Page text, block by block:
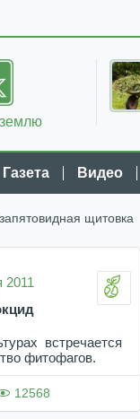
Газета Видео
щитовка
2011
встречается
фитофагов.
12568